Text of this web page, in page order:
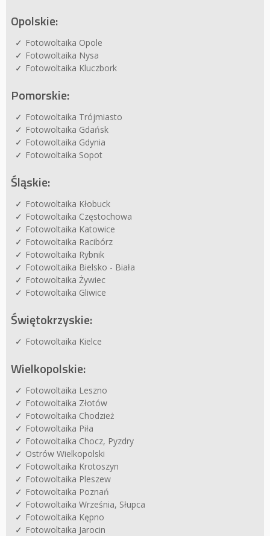
Opolskie:
Fotowoltaika Opole
Fotowoltaika Nysa
Fotowoltaika Kluczbork
Pomorskie:
Fotowoltaika Trójmiasto
Fotowoltaika Gdańsk
Fotowoltaika Gdynia
Fotowoltaika Sopot
Śląskie:
Fotowoltaika Kłobuck
Fotowoltaika Częstochowa
Fotowoltaika Katowice
Fotowoltaika Racibórz
Fotowoltaika Rybnik
Fotowoltaika Bielsko - Biała
Fotowoltaika Żywiec
Fotowoltaika Gliwice
Świętokrzyskie:
Fotowoltaika Kielce
Wielkopolskie:
Fotowoltaika Leszno
Fotowoltaika Złotów
Fotowoltaika Chodzież
Fotowoltaika Piła
Fotowoltaika Chocz, Pyzdry
Ostrów Wielkopolski
Fotowoltaika Krotoszyn
Fotowoltaika Pleszew
Fotowoltaika Poznań
Fotowoltaika Września, Słupca
Fotowoltaika Kępno
Fotowoltaika Jarocin